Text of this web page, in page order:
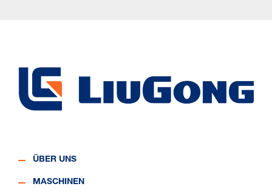
ÜBER UNS
MASCHINEN